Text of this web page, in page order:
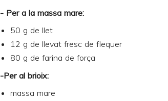
- Per a la massa mare:
50 g de llet
12 g de llevat fresc de flequer
80 g de farina de força
-Per al brioix:
massa mare